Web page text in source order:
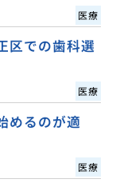
医療
区での歯科選
医療
めるのが適
医療